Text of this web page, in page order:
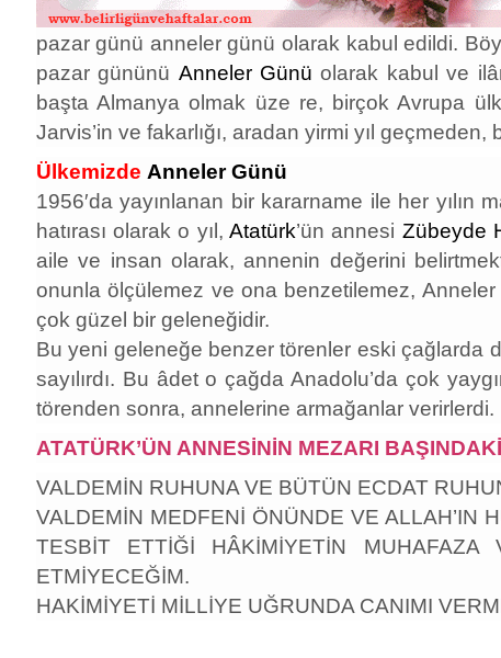
pazar günü anneler günü olarak kabul edildi.
pazar gününü Anneler Günü olarak kabul ve
başta Almanya olmak üze re, birçok Avrupa
Jarvis’in ve fakarlığı, aradan yirmi yıl
Ülkemizde Anneler Günü
1956′da yayınlanan bir kararname ile her yılın
hatırası olarak o yıl,Atatürk’ün annesi Zübeyde
aile ve insan olarak, annenin değerini
onunla ölçülemez ve ona benzetilemez,
çok güzel bir geleneğidir.
Bu yeni geleneğe benzer törenler eski çağlarda
sayılırdı. Bu âdet o çağda Anadolu’da çok
törenden sonra, annelerine armağanlar verirlerdi.
ATATÜRK’ÜN ANNESİNİN MEZARI
VALDEMİN RUHUNA VE BÜTÜN ECDAT
VALDEMİN MEDFENİ ÖNÜNDE VE ALLAH’IN
TESBİT ETTİĞİ HÂKİMİYETİN
ETMİYECEĞİM.
HAKİMİYETİ MİLLİYE UĞRUNDA CANIMI